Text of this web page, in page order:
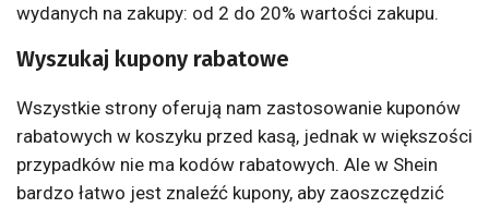
wydanych na zakupy: od 2 do 20% wartości zakupu.
Wyszukaj kupony rabatowe
Wszystkie strony oferują nam zastosowanie kuponów
rabatowych w koszyku przed kasą, jednak w większości
przypadków nie ma kodów rabatowych. Ale w Shein
bardzo łatwo jest znaleźć kupony, aby zaoszczędzić